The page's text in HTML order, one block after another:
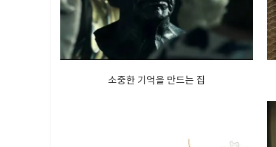
소중한 기억을 만드는 집